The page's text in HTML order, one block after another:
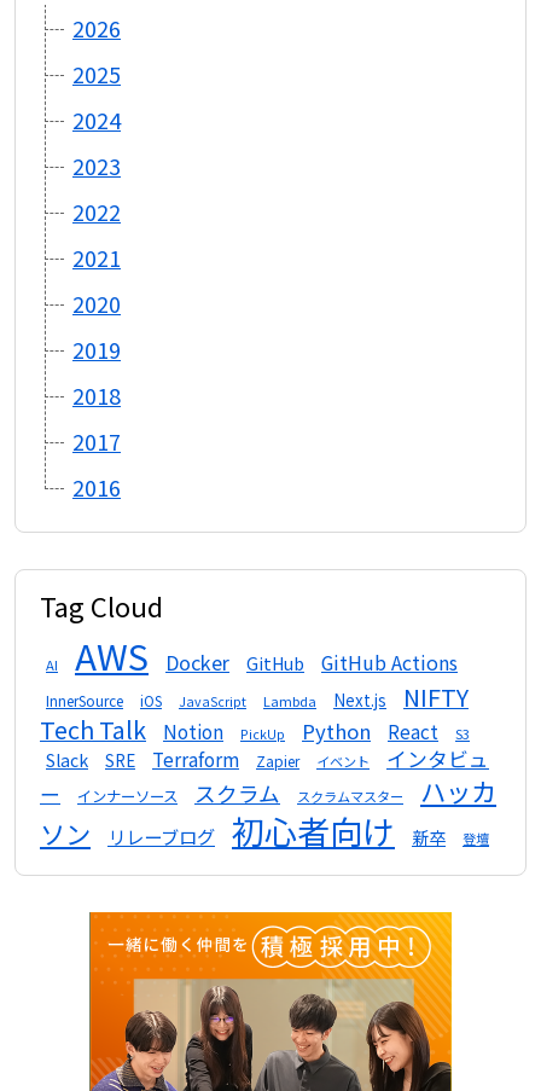
2026
2025
2024
2023
2022
2021
2020
2019
2018
2017
2016
Tag Cloud
AI AWS Docker GitHub GitHub Actions
InnerSource iOS JavaScript Lambda Next.js
NIFTY
Tech Talk
Notion PickUp Python React S3
Slack SRE Terraform Zapier イベント
インタビュ
ー
インナーソース スクラム スクラムマスター
ハッカ
ソン
リレーブログ 初心者向け 新卒 登壇